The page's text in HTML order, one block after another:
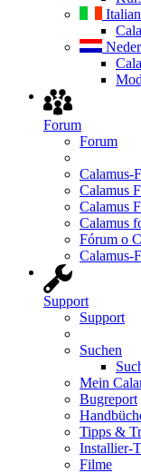
Forum
Forum
Calamus-
Calamus
Calamus
Calamus
Fórum o
Calamus-
Support
Support
Suchen
Mein
Bugreport
Tipps &
Installier-
Filme